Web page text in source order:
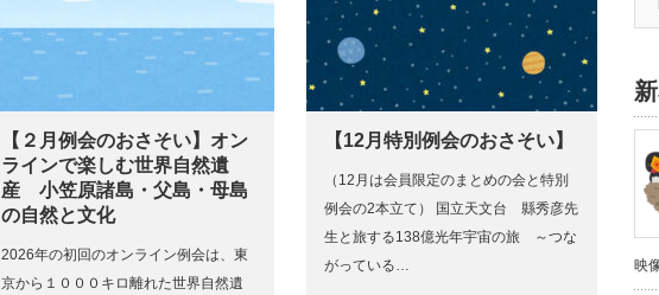
【２月例会のおさそい】オン
ラインで楽しむ世界自然遺
産 小笠原諸島・父島・母島
の自然と文化
2026年の初回のオンライン例会は、東
京から１０００キロ離れた世界自然遺
【12月特別例会のおさそい】
（12月は会員限定のまとめの会と特別
例会の2本立て） 国立天文台 縣秀彦先
生と旅する138億光年宇宙の旅 ～つな
がっている…
映